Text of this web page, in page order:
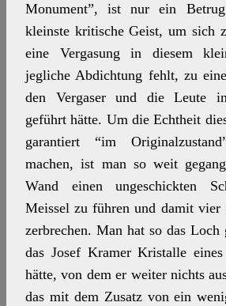
Monument”, ist nur ein
kleinste kritische Geist, um sich
eine Vergasung in diesem
jegliche Abdichtung fehlt, zu
den Vergaser und die Leute
geführt hätte. Um die Echtheit
garantiert “im
machen, ist man so weit
Wand einen ungeschickten
Meissel zu führen und damit vier
zerbrechen. Man hat so das Loch
das Josef Kramer Kristalle eines
hätte, von dem er weiter nichts
das mit dem Zusatz von ein